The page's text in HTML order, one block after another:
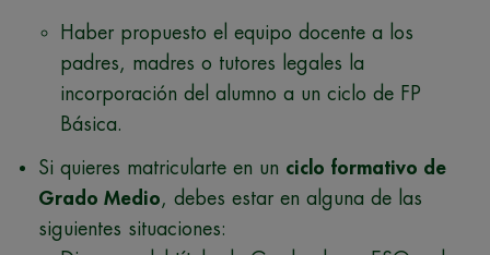
Haber propuesto el equipo docente a los
padres, madres o tutores legales la
incorporación del alumno a un ciclo de FP
Básica.
Si quieres matricularte en un ciclo formativo de
Grado Medio, debes estar en alguna de las
siguientes situaciones: